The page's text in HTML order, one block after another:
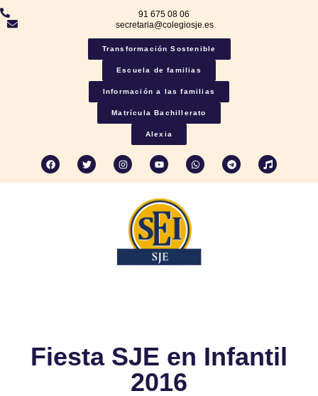
91 675 08 06
secretaria@colegiosje.es
Transformación Sostenible
Escuela de familias
Información a las familias
Matrícula Bachillerato
Alexia
Fiesta SJE en Infantil
2016